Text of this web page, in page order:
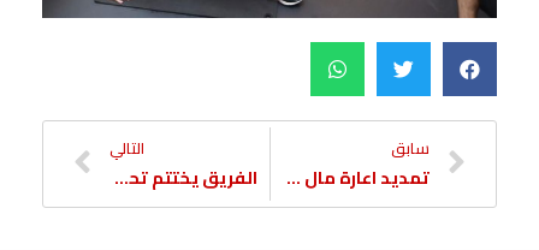
سابق
تمديد اعارة مال الله
التالي
الفريق يختتم تحضيراته لتجربته الاعدادية الأولى